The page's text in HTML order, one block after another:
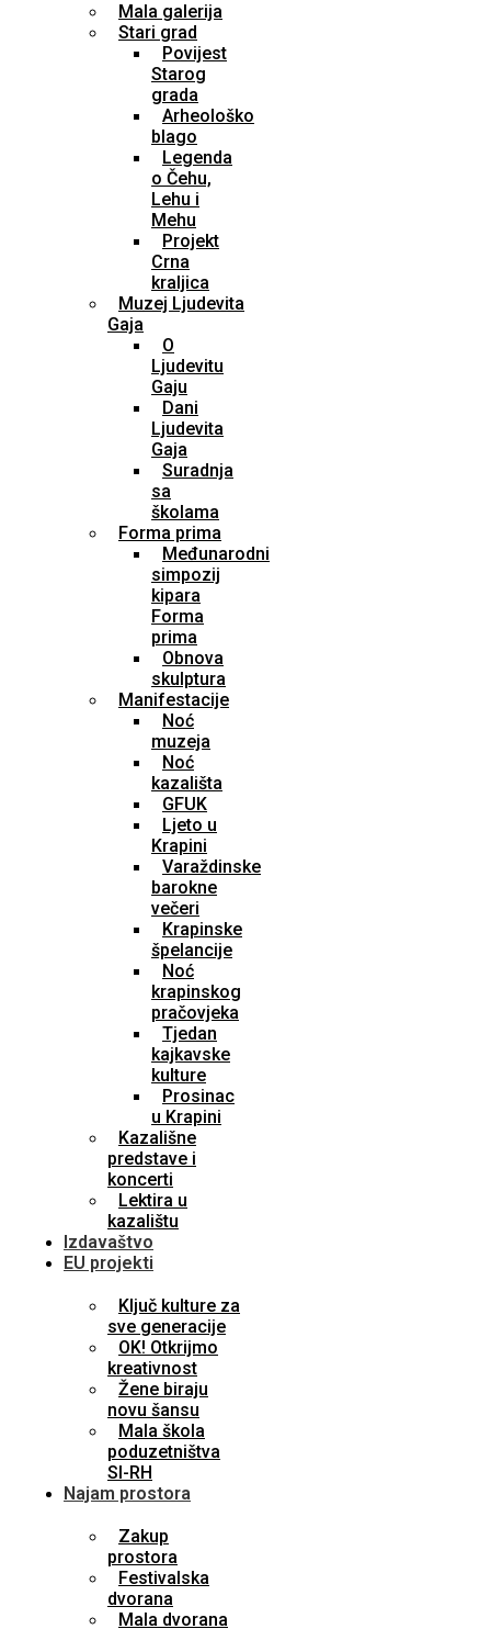
Mala galerija
Stari grad
Povijest
Starog
grada
Arheološko
blago
Legenda
o Čehu,
Lehu i
Mehu
Projekt
Crna
kraljica
Muzej Ljudevita
Gaja
O
Ljudevitu
Gaju
Dani
Ljudevita
Gaja
Suradnja
sa
školama
Forma prima
Međunarodni
simpozij
kipara
Forma
prima
Obnova
skulptura
Manifestacije
Noć
muzeja
Noć
kazališta
GFUK
Ljeto u
Krapini
Varaždinske
barokne
večeri
Krapinske
špelancije
Noć
krapinskog
pračovjeka
Tjedan
kajkavske
kulture
Prosinac
u Krapini
Kazališne
predstave i
koncerti
Lektira u
kazalištu
Izdavaštvo
EU projekti
Ključ kulture za
sve generacije
OK! Otkrijmo
kreativnost
Žene biraju
novu šansu
Mala škola
poduzetništva
SI-RH
Najam prostora
Zakup
prostora
Festivalska
dvorana
Mala dvorana